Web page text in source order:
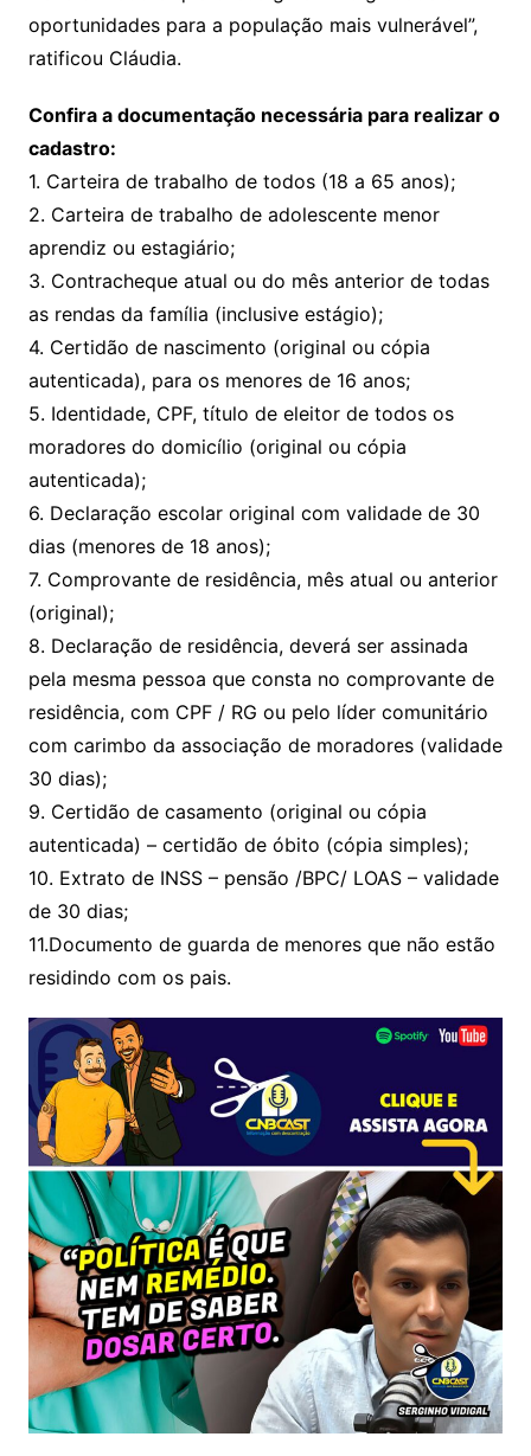
oportunidades para a população mais vulnerável”,
ratificou Cláudia.
Confira a documentação necessária para realizar o
cadastro:
1. Carteira de trabalho de todos (18 a 65 anos);
2. Carteira de trabalho de adolescente menor
aprendiz ou estagiário;
3. Contracheque atual ou do mês anterior de todas
as rendas da família (inclusive estágio);
4. Certidão de nascimento (original ou cópia
autenticada), para os menores de 16 anos;
5. Identidade, CPF, título de eleitor de todos os
moradores do domicílio (original ou cópia
autenticada);
6. Declaração escolar original com validade de 30
dias (menores de 18 anos);
7. Comprovante de residência, mês atual ou anterior
(original);
8. Declaração de residência, deverá ser assinada
pela mesma pessoa que consta no comprovante de
residência, com CPF / RG ou pelo líder comunitário
com carimbo da associação de moradores (validade
30 dias);
9. Certidão de casamento (original ou cópia
autenticada) – certidão de óbito (cópia simples);
10. Extrato de INSS – pensão /BPC/ LOAS – validade
de 30 dias;
11.Documento de guarda de menores que não estão
residindo com os pais.